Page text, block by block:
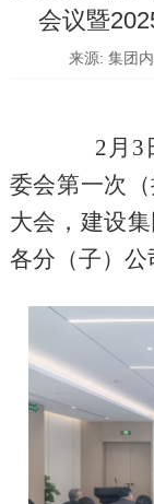
会议暨
来源: 集团
2 月 3
委会第一次
大会，建设
各分（子）公